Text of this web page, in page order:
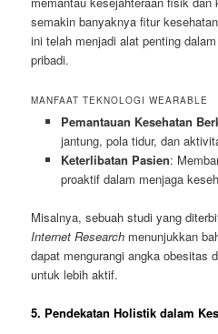
semakin banyaknya fitur
ini telah menjadi alat penting
pribadi.
MANFAAT TEKNOLOGI WEARABLE
Pemantauan Kesehatan
jantung, pola tidur, dan
Keterlibatan Pasien:
proaktif dalam menjaga
Misalnya, sebuah studi yang
Internet Research menunjukkan
dapat mengurangi angka obesitas
untuk lebih aktif.
5. Pendekatan Holistik dalam